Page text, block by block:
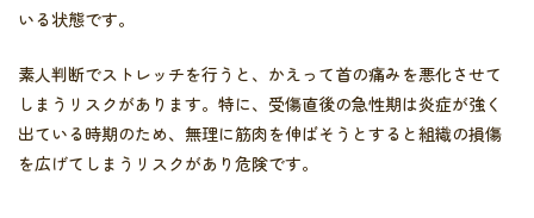
いる状態です。
素人判断でストレッチを行うと、かえって首の痛みを悪化させて
しまうリスクがあります。特に、受傷直後の急性期は炎症が強く
出ている時期のため、無理に筋肉を伸ばそうとすると組織の損傷
を広げてしまうリスクがあり危険です。